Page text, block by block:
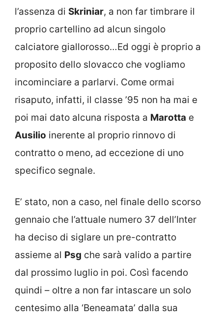
l’assenza di Skriniar, a non far timbrare il
proprio cartellino ad alcun singolo
calciatore giallorosso…Ed oggi è proprio a
proposito dello slovacco che vogliamo
incominciare a parlarvi. Come ormai
risaputo, infatti, il classe ’95 non ha mai e
poi mai dato alcuna risposta a Marotta e
Ausilio inerente al proprio rinnovo di
contratto o meno, ad eccezione di uno
specifico segnale.
E’ stato, non a caso, nel finale dello scorso
gennaio che l’attuale numero 37 dell’Inter
ha deciso di siglare un pre-contratto
assieme al Psg che sarà valido a partire
dal prossimo luglio in poi. Così facendo
quindi – oltre a non far intascare un solo
centesimo alla ‘Beneamata’ dalla sua